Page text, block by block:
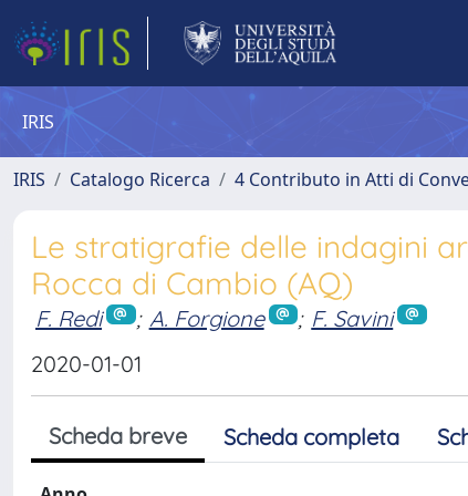
IRIS
IRIS Catalogo Ricerca 4 Contributo in Atti di
Le stratigrafie delle indagini
Rocca di Cambio (AQ)
F. Redi ; A. Forgione ; F. Savini
2020-01-01
Scheda breve Scheda completa